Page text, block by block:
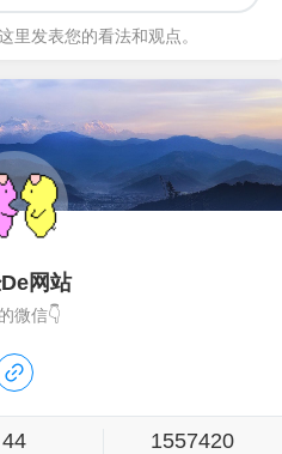
发表您的看法和观点。
网站
微信👇
44 1557420